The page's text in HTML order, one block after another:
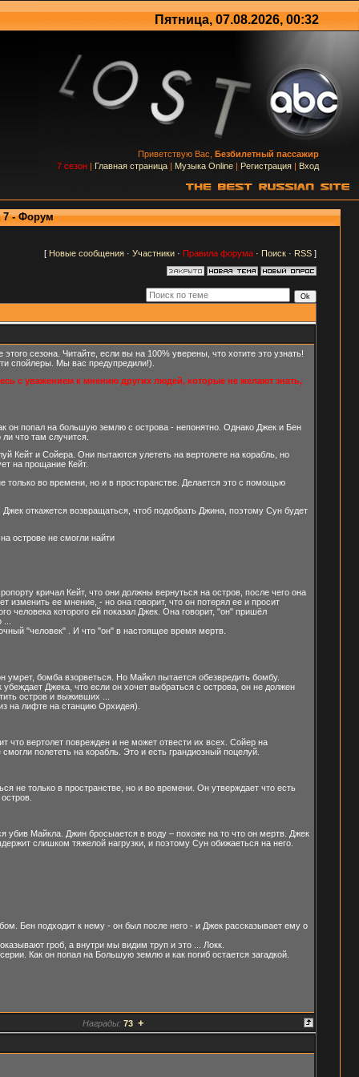
Пятница, 07.08.2026, 00:32
Приветствую Вас, Безбилетный пассажир
7 сезон | Главная страница | Музыка Online | Регистрация | Вход
7 - Форум
[ Новые сообщения· Участники· Правила форума· Поиск· RSS]
сезона. Читайте, если вы на 100% уверены, что хотите это узнать!
спойлеры. Мы вас предупредили!).
с уважением к мнению других людей, которые не желают знать,
он попал на большую землю с острова - непонятно. Однако Джек и Бен
что там случится.
Кейт и Сойера. Они пытаются улететь на вертолете на корабль, но
на прощание Кейт.
только во времени, но и в просторанстве. Делается это с помощью
откажется возвращаться, чтоб подобрать Джина, поэтому Сун будет
острове не смогли найти
кричал Кейт, что они должны вернуться на остров, после чего она
изменить ее мнение, - но она говорит, что он потерял ее и просит
человека которого ей показал Джек. Она говорит, "он" пришёл
"человек" . И что "он" в настоящее время мертв.
бомба взорветься. Но Майкл пытается обезвредить бомбу.
Джека, что если он хочет выбраться с острова, он не должен
остров и выживших ...
на лифте на станцию Орхидея).
что вертолет поврежден и не может отвести их всех. Сойер на
полететь на корабль. Это и есть грандиозный поцелуй.
не только в пространстве, но и во времени. Он утверждает что есть
убив Майкла. Джин бросыается в воду – похоже на то что он мертв. Джек
слишком тяжелой нагрузки, и поэтому Сун обижаеться на него.
Бен подходит к нему - он был после него - и Джек рассказывает ему о
гроб, а внутри мы видим труп и это ... Локк.
Как он попал на Большую землю и как погиб остается загадкой.
Награды: 73 +